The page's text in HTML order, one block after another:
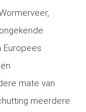
Europees
mate van
meerdere